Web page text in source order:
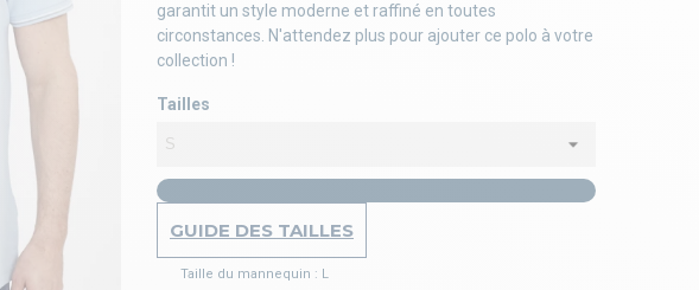
garantit un style moderne et raffiné en toutes
circonstances. N'attendez plus pour ajouter ce polo à votre
collection !
Tailles
GUIDE DES TAILLES
Taille du mannequin : L